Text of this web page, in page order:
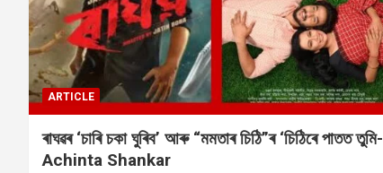
ARTICLE
ৰাঘৱৰ ‘চাৰি চকা ঘুৰিব’ আৰু “মমতাৰ চিঠি”ৰ‌ ‘চিঠিৰে পাতত তুমি-
Achinta Shankar